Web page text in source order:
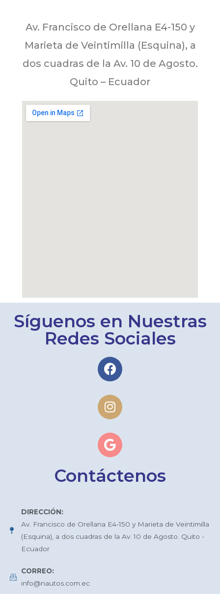
Av. Francisco de Orellana E4-150 y
Marieta de Veintimilla (Esquina), a
dos cuadras de la Av. 10 de Agosto.
Quito – Ecuador
Síguenos en Nuestras
Redes Sociales
Contáctenos
DIRECCIÓN:
Av. Francisco de Orellana E4-150 y Marieta de Veintimilla
(Esquina), a dos cuadras de la Av. 10 de Agosto. Quito -
Ecuador
CORREO:
info@nautos.com.ec